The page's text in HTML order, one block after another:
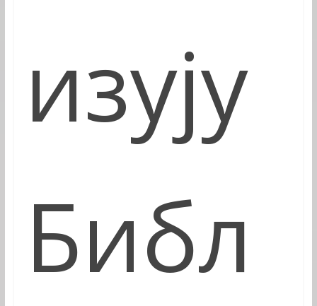
изују
Библ